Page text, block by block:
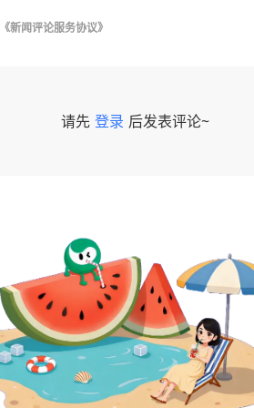
《新闻评论服务协议》
请先 登录 后发表评论~